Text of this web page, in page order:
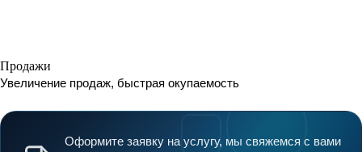
Продажи
Увеличение продаж, быстрая окупаемость
Оформите заявку на услугу, мы свяжемся с вами